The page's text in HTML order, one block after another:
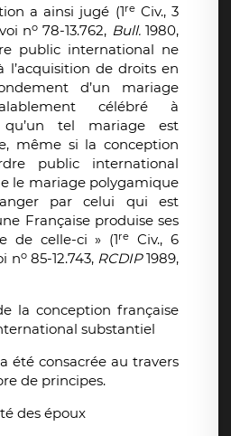
a ainsi jugé (1reCiv., 3
no 78-13.762, Bull.1980,
public international ne
l’acquisition de droits en
d’un mariage
célébré à
qu’un tel mariage est
même si la conception
public international
le mariage polygamique
par celui qui est
Française produise ses
de celle-ci » (1re
Civ., 6
no85-12.743, RCDIP1989,
la conception française
substantiel
été consacrée au travers
de principes.
des époux